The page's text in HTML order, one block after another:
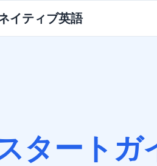
イティブ英語
タートガ